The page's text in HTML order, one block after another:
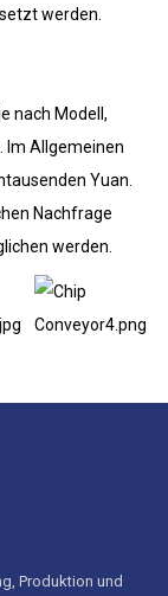
werden.
nach Modell,
Im Allgemeinen
Yuan.
Nachfrage
werden.
Produktion und